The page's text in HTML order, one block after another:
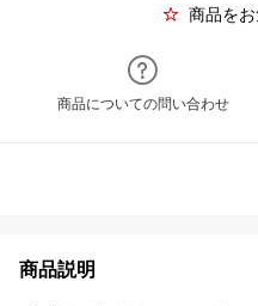
商品を
商品についての問い合わせ
商品説明